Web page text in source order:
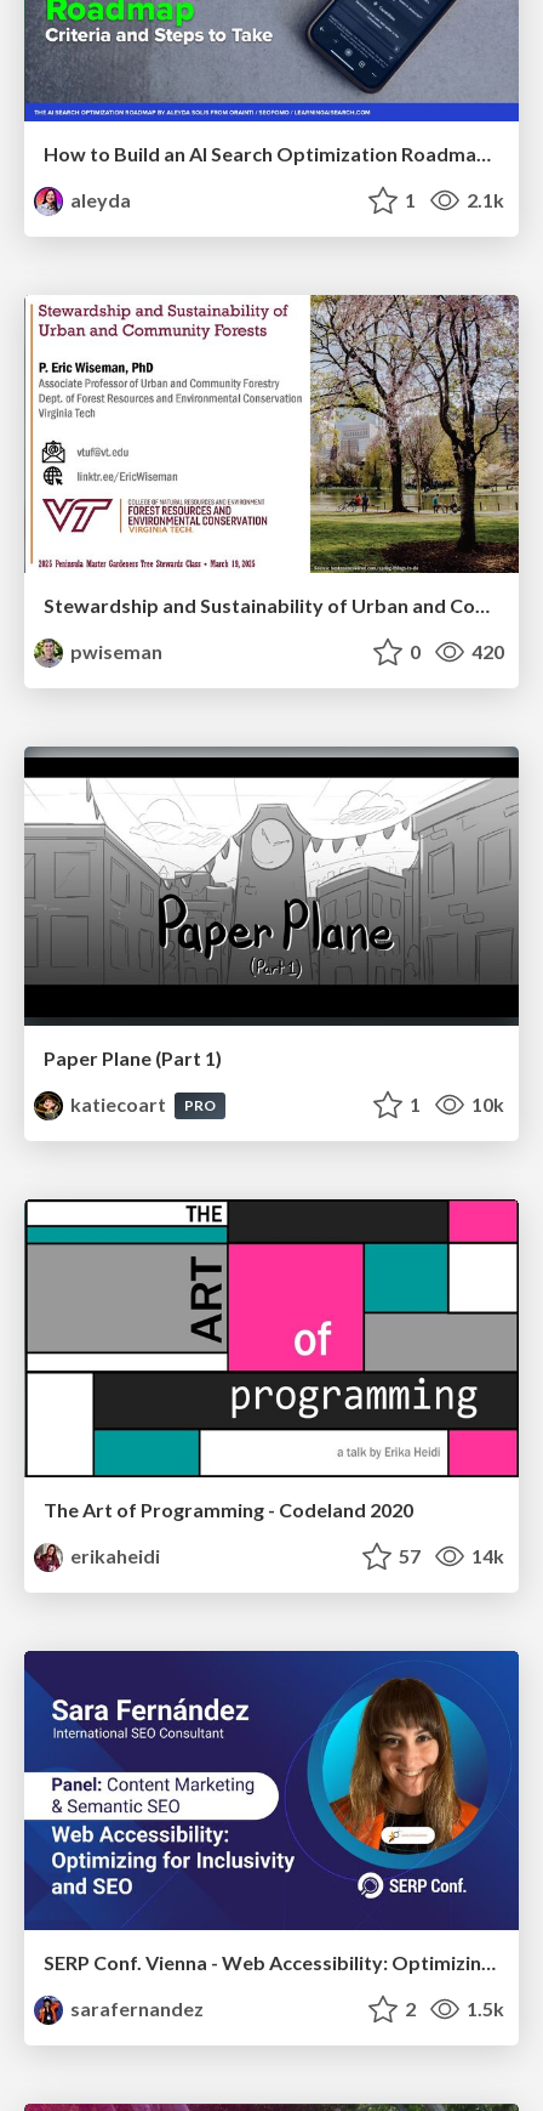
How to Build an AI Search Optimization Roadmap - Criteria and Steps to Take #SEOIRL
aleyda
1 2.1k
Stewardship and Sustainability of Urban and Community Forests
pwiseman
0 420
Paper Plane (Part 1)
katiecoart
PRO 1 10k
The Art of Programming - Codeland 2020
erikaheidi
57 14k
sarafernandez
2 1.5k